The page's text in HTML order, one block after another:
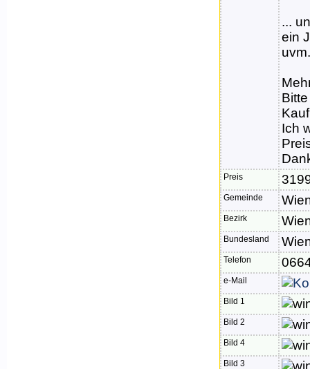
...
ein
uvm.
Ich
Preis
Gemeinde
Bezirk
Bundesland
Telefon
e-Mail
Bild 1
Bild 2
Bild 4
Bild 3